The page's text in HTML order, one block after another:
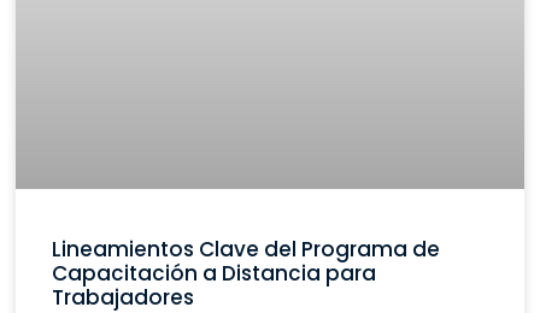
Lineamientos Clave del Programa de
Capacitación a Distancia para
Trabajadores